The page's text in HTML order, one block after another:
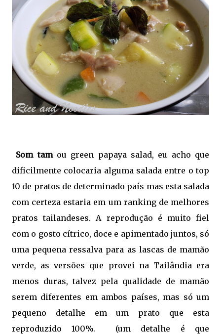
Som tamou green papaya salad, eu acho que
dificilmente colocaria alguma salada entre o top
10 de pratos de determinado país mas esta salada
com certeza estaria em um ranking de melhores
pratos tailandeses. A reprodução é muito fiel
com o gosto cítrico, doce e apimentado juntos, só
uma pequena ressalva para as lascas de mamão
verde, as versões que provei na Tailândia era
menos duras, talvez pela qualidade de mamão
serem diferentes em ambos países, mas só um
pequeno detalhe em um prato que esta
reproduzido 100%. (um detalhe é que